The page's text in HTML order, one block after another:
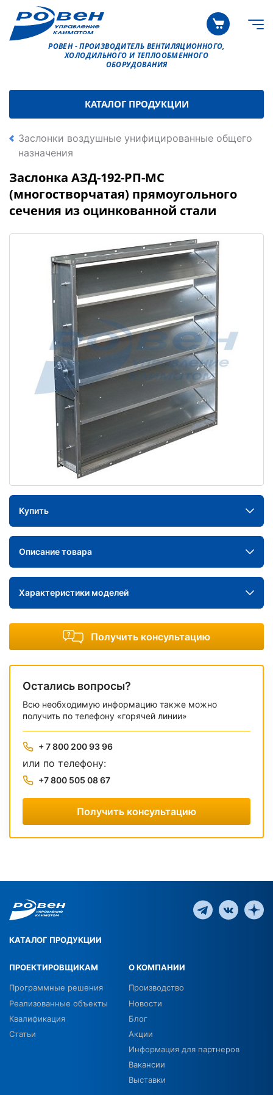
РОВЕН - ПРОИЗВОДИТЕЛЬ ВЕНТИЛЯЦИОННОГО,
ХОЛОДИЛЬНОГО И ТЕПЛООБМЕННОГО
ОБОРУДОВАНИЯ
КАТАЛОГ ПРОДУКЦИИ
Заслонки воздушные унифицированные общего
назначения
Заслонка АЗД-192-РП-МС
(многостворчатая) прямоугольного
сечения из оцинкованной стали
Купить
Описание товара
Характеристики моделей
Получить консультацию
Остались вопросы?
Всю необходимую информацию также можно
получить по телефону «горячей линии»
+ 7 800 200 93 96
или по телефону:
+7 800 505 08 67
Получить консультацию
КАТАЛОГ ПРОДУКЦИИ
ПРОЕКТИРОВЩИКАМ
Программные решения
Реализованные объекты
Квалификация
Статьи
О КОМПАНИИ
Производство
Новости
Блог
Акции
Информация для партнеров
Вакансии
Выставки